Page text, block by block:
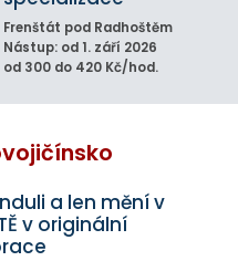
Frenštát pod Radhoštěm
Nástup: od 1. září 2026
od 300 do 420 Kč/hod.
a len mění v
v originální